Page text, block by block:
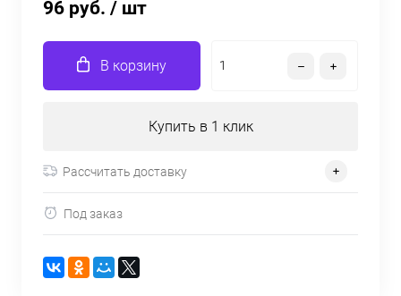
96 руб. / шт
В корзину
Купить в 1 клик
Рассчитать доставку
Под заказ